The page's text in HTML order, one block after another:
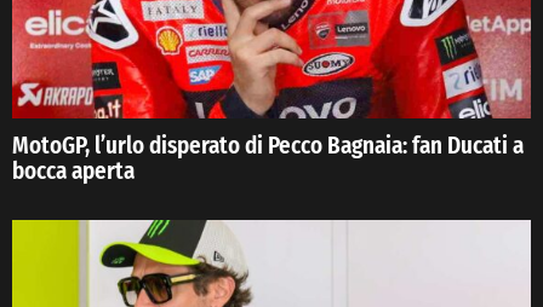
MotoGP, l’urlo disperato di Pecco Bagnaia: fan Ducati a
bocca aperta